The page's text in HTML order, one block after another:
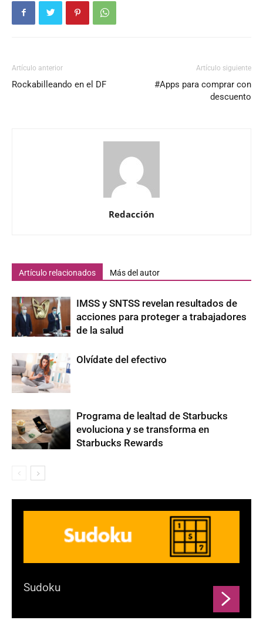
Artículo anterior
Rockabilleando en el DF
Artículo siguiente
#Apps para comprar con
descuento
Redacción
Artículo relacionados Más del autor
IMSS y SNTSS revelan resultados de
acciones para proteger a trabajadores
de la salud
Olvídate del efectivo
Programa de lealtad de Starbucks
evoluciona y se transforma en
Starbucks Rewards
Sudoku